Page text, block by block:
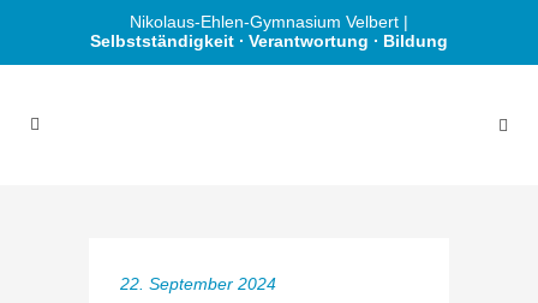
Nikolaus-Ehlen-Gymnasium Velbert |
Selbstständigkeit ∙ Verantwortung ∙ Bildung
22. September 2024